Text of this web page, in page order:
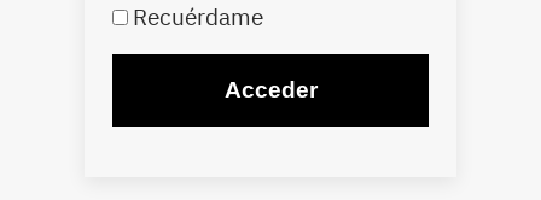
Recuérdame